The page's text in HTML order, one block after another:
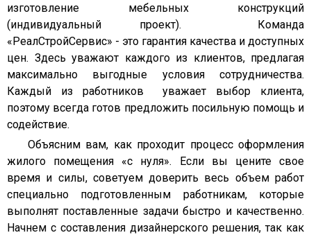
изготовление мебельных конструкций
(индивидуальный проект). Команда
«РеалСтройСервиc» - это гарантия качества и доступных
цен. Здесь уважают каждого из клиентов, предлагая
максимально выгодные условия сотрудничества.
Каждый из работников уважает выбор клиента,
поэтому всегда готов предложить посильную помощь и
содействие.
Объясним вам, как проходит процесс оформления
жилого помещения «с нуля». Если вы цените свое
время и силы, советуем доверить весь объем работ
специально подготовленным работникам, которые
выполнят поставленные задачи быстро и качественно.
Начнем с составления дизайнерского решения, так как